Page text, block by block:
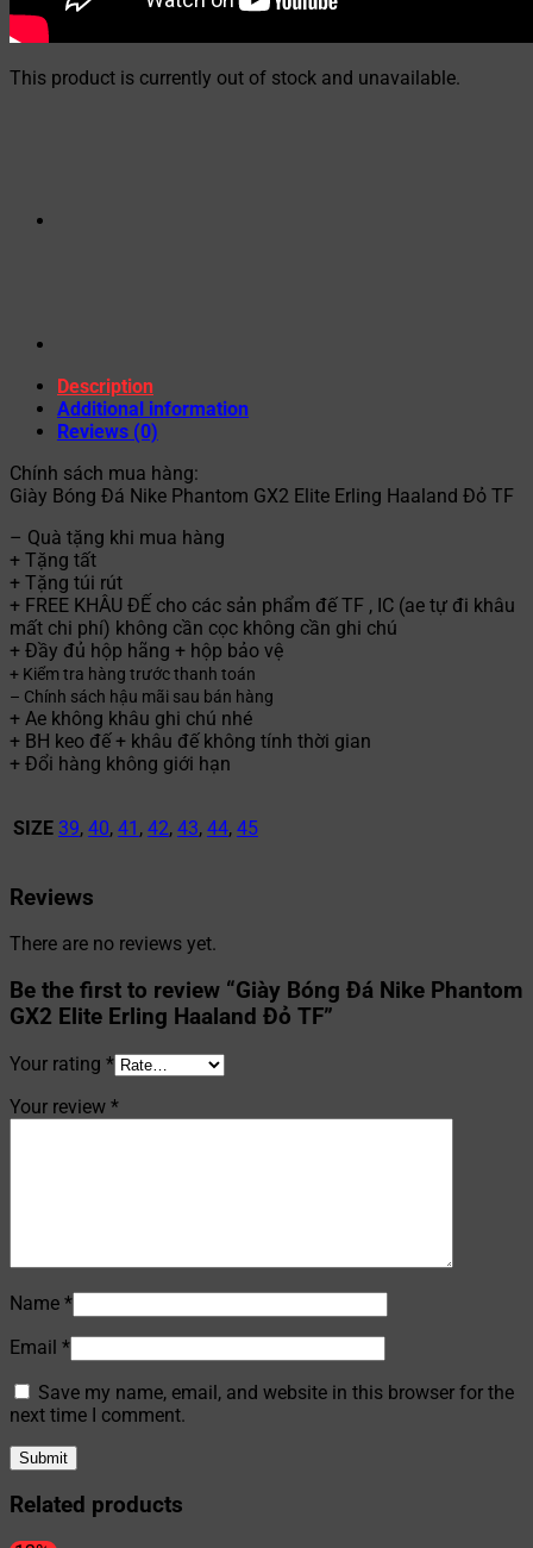
This product is currently out of stock and unavailable.
Description
Additional information
Reviews (0)
Chính sách mua hàng:
Giày Bóng Đá Nike Phantom GX2 Elite Erling Haaland Đỏ TF
– Quà tặng khi mua hàng
+ Tặng tất
+ Tặng túi rút
+ FREE KHÂU ĐẾ cho các sản phẩm đế TF , IC (ae tự đi khâu
mất chi phí) không cần cọc không cần ghi chú
+ Đầy đủ hộp hãng + hộp bảo vệ
+ Kiểm tra hàng trước thanh toán
– Chính sách hậu mãi sau bán hàng
+ Ae không khâu ghi chú nhé
+ BH keo đế + khâu đế không tính thời gian
+ Đổi hàng không giới hạn
SIZE 39, 40, 41 , 42, 43, 44, 45
Reviews
There are no reviews yet.
Be the first to review “Giày Bóng Đá Nike Phantom
GX2 Elite Erling Haaland Đỏ TF”
Your rating *
Your review *
Name *
Email *
Save my name, email, and website in this browser for the
next time I comment.
Related products